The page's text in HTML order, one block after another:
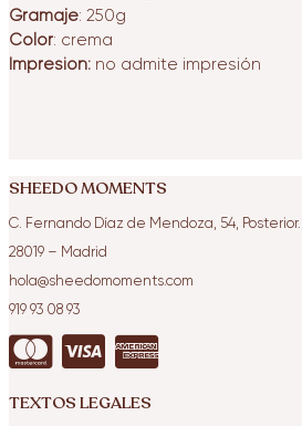
Gramaje: 250g
Color: crema
Impresión: no admite impresión
SHEEDO MOMENTS
C. Fernando Díaz de Mendoza, 54, Posterior.
28019 – Madrid
hola@sheedomoments.com
919 93 08 93
TEXTOS LEGALES